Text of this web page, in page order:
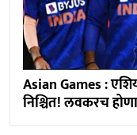
Asian Games :
निश्चित! लवकरच